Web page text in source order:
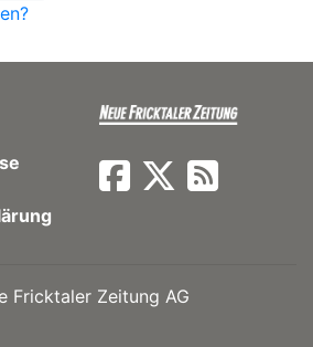
Fricktaler Zeitung AG